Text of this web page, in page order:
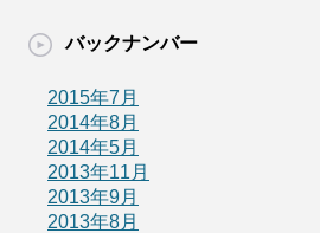
バックナンバー
2015年7月
2014年8月
2014年5月
2013年11月
2013年9月
2013年8月